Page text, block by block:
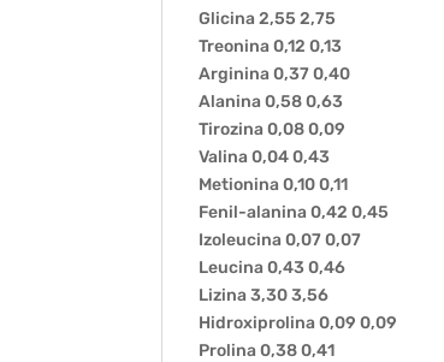
Glicina 2,55 2,75
Treonina 0,12 0,13
Arginina 0,37 0,40
Alanina 0,58 0,63
Tirozina 0,08 0,09
Valina 0,04 0,43
Metionina 0,10 0,11
Fenil-alanina 0,42 0,45
Izoleucina 0,07 0,07
Leucina 0,43 0,46
Lizina 3,30 3,56
Hidroxiprolina 0,09 0,09
Prolina 0,38 0,41